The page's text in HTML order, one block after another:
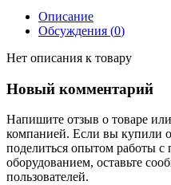
Описание
Обсуждения (0)
Нет описания к товару
Новый комментарий
Напишите отзыв о товаре
компанией. Если вы купили
поделиться опытом работы
оборудованием, оставьте
пользователей.